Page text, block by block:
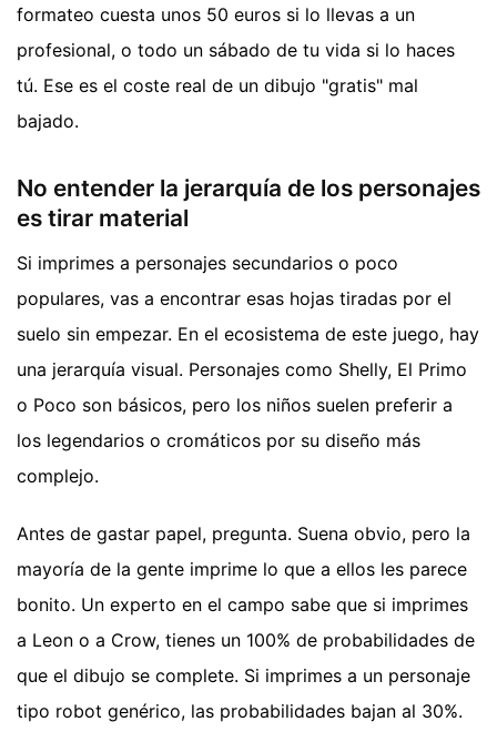
formateo cuesta unos 50 euros si lo llevas a un
profesional, o todo un sábado de tu vida si lo haces
tú. Ese es el coste real de un dibujo "gratis" mal
bajado.
No entender la jerarquía de los personajes
es tirar material
Si imprimes a personajes secundarios o poco
populares, vas a encontrar esas hojas tiradas por el
suelo sin empezar. En el ecosistema de este juego, hay
una jerarquía visual. Personajes como Shelly, El Primo
o Poco son básicos, pero los niños suelen preferir a
los legendarios o cromáticos por su diseño más
complejo.
Antes de gastar papel, pregunta. Suena obvio, pero la
mayoría de la gente imprime lo que a ellos les parece
bonito. Un experto en el campo sabe que si imprimes
a Leon o a Crow, tienes un 100% de probabilidades de
que el dibujo se complete. Si imprimes a un personaje
tipo robot genérico, las probabilidades bajan al 30%.